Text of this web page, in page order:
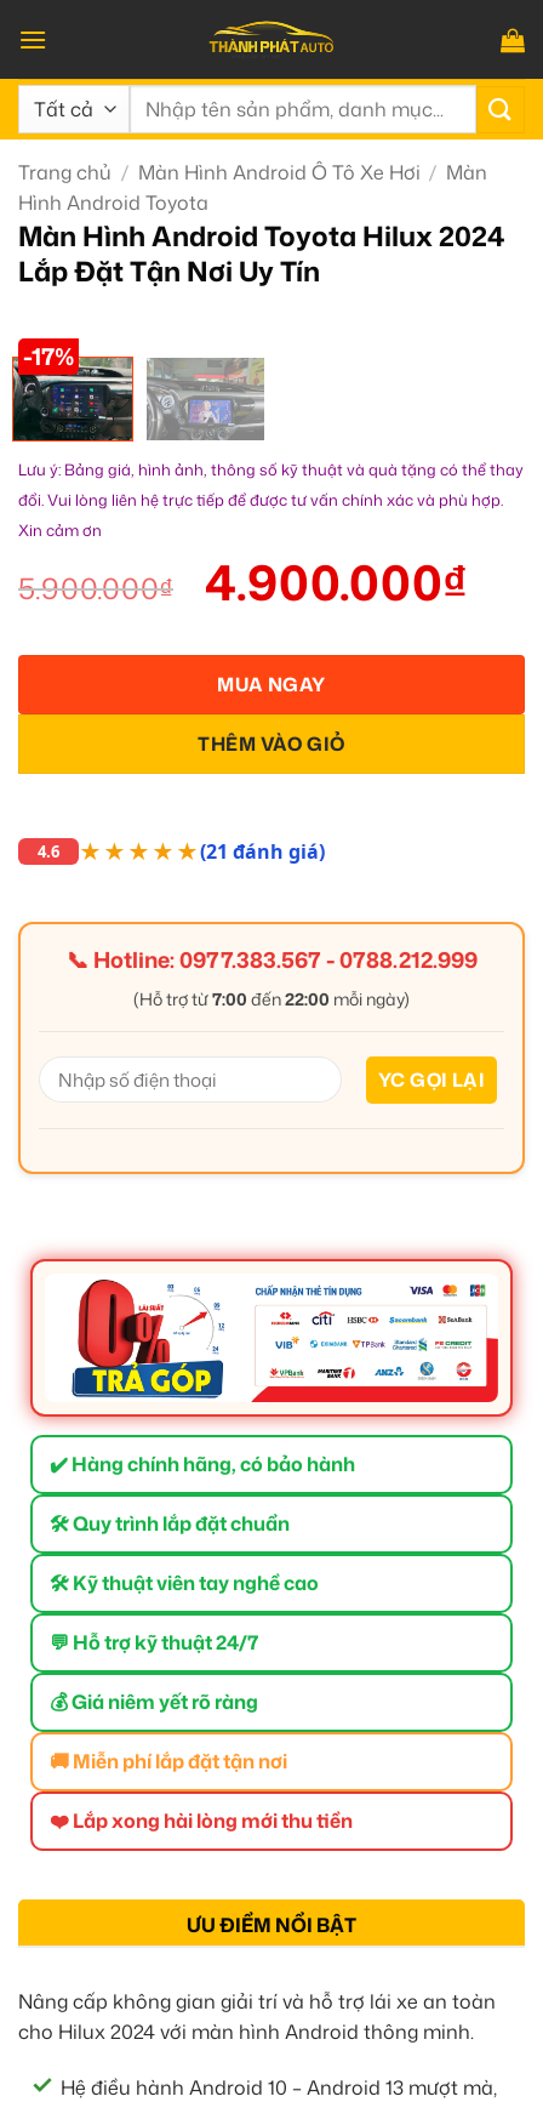
qua
nội
dung
Tìm
Trang chủ / Màn Hình Android Ô Tô Xe Hơi / Màn
Hình Android Toyota
Màn Hình Android Toyota Hilux 2024
Lắp Đặt Tận Nơi Uy Tín
-17%
Lưu ý: Bảng giá, hình ảnh, thông số kỹ thuật và quà tặng có thể thay
đổi. Vui lòng liên hệ trực tiếp để được tư vấn chính xác và phù hợp.
Xin cảm ơn
5.900.000₫ 4.900.000₫
THÊM VÀO GIỎ
MUA NGAY
4.6 ★★★★★(21 đánh giá)
📞 Hotline:0977.383.567-0788.212.999
(Hỗ trợ từ7:00 đến22:00 mỗi ngày)
✔️ Hàng chính hãng, có bảo hành
🛠 Quy trình lắp đặt chuẩn
🛠 Kỹ thuật viên tay nghề cao
💬 Hỗ trợ kỹ thuật 24/7
💰 Giá niêm yết rõ ràng
🚚 Miễn phí lắp đặt tận nơi
❤️ Lắp xong hài lòng mới thu tiền
ƯU ĐIỂM NỔI BẬT
Nâng cấp không gian giải trí và hỗ trợ lái xe an toàn
cho Hilux 2024 với màn hình Android thông minh.
Hệ điều hành Android 10 – Android 13 mượt mà,